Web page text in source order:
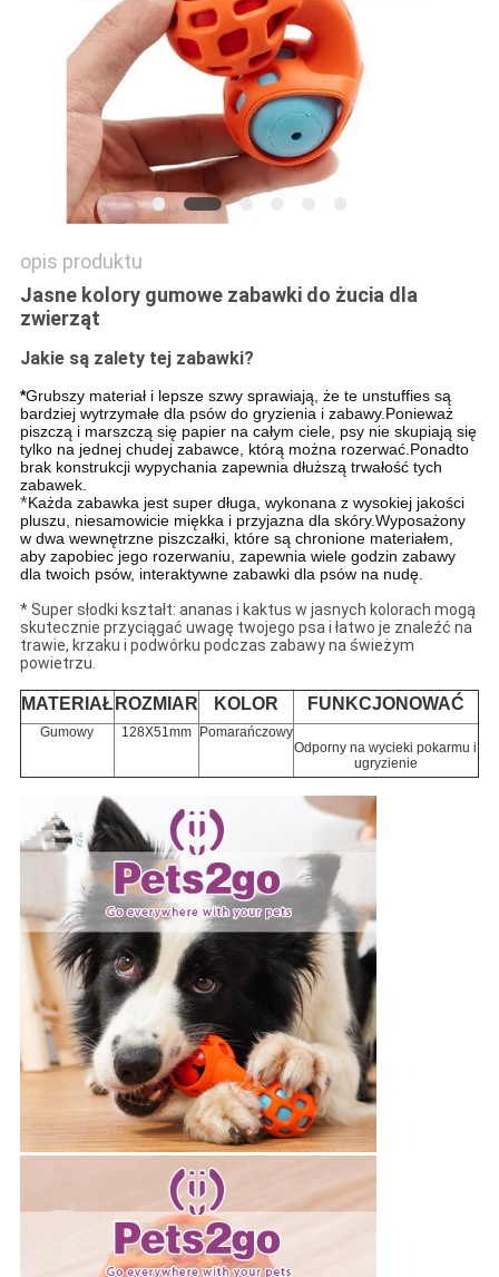
opis produktu
Jasne kolory gumowe zabawki do żucia dla
zwierząt
Jakie są zalety tej zabawki?
*Grubszy materiał i lepsze szwy sprawiają, że te unstuffies są
bardziej wytrzymałe dla psów do gryzienia i zabawy.Ponieważ
piszczą i marszczą się papier na całym ciele, psy nie skupiają się
tylko na jednej chudej zabawce, którą można rozerwać.Ponadto
brak konstrukcji wypychania zapewnia dłuższą trwałość tych
zabawek.
*Każda zabawka jest super długa, wykonana z wysokiej jakości
pluszu, niesamowicie miękka i przyjazna dla skóry.Wyposażony
w dwa wewnętrzne piszczałki, które są chronione materiałem,
aby zapobiec jego rozerwaniu, zapewnia wiele godzin zabawy
dla twoich psów, interaktywne zabawki dla psów na nudę.
* Super słodki kształt: ananas i kaktus w jasnych kolorach mogą
skutecznie przyciągać uwagę twojego psa i łatwo je znaleźć na
trawie, krzaku i podwórku podczas zabawy na świeżym
powietrzu.
MATERIAŁ ROZMIAR KOLOR FUNKCJONOWAĆ
Gumowy 128X51mm
Pomarańczowy
Odporny na wycieki pokarmu i
ugryzienie